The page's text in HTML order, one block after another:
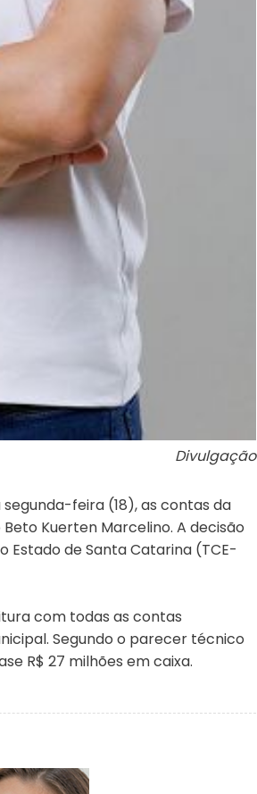
Divulgação
feira (18), as contas da
Kuerten Marcelino. A decisão
de Santa Catarina (TCE-
com todas as contas
Segundo o parecer técnico
R$ 27 milhões em caixa.